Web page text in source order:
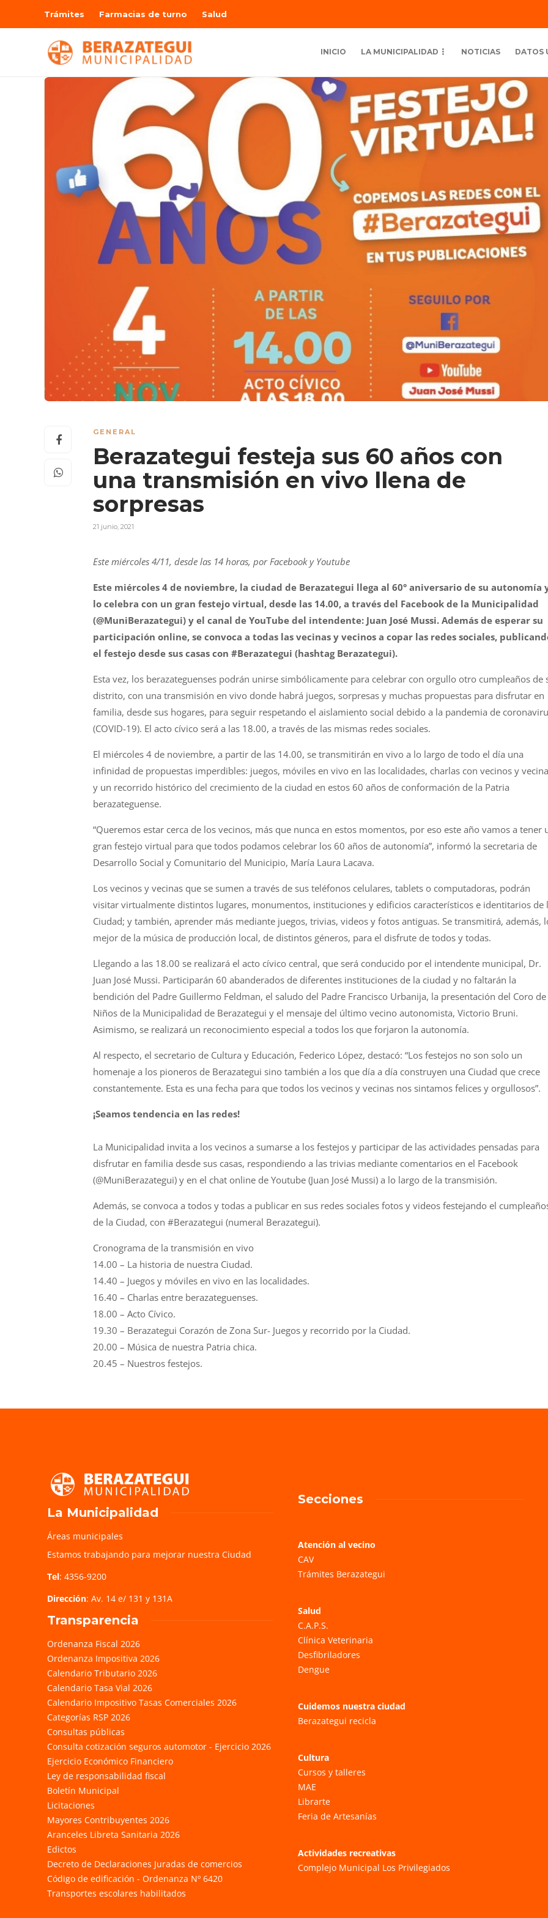
Trámites Farmacias de turno Salud
INICIO LA MUNICIPALIDAD NOTICIAS DATOS
GENERAL
Berazategui festeja sus 60 años con
una transmisión en vivo llena de
sorpresas
21 junio, 2021
Este miércoles 4/11, desde las 14 horas, por Facebook y Youtube
Este miércoles 4 de noviembre, la ciudad de Berazategui llega al 60° aniversario de su autonomía
lo celebra con un gran festejo virtual, desde las 14.00, a través del Facebook de la Municipalidad
(@MuniBerazategui) y el canal de YouTube del intendente: Juan José Mussi. Además de esperar su
participación online, se convoca a todas las vecinas y vecinos a copar las redes sociales,
el festejo desde sus casas con #Berazategui (hashtag Berazategui).
Esta vez, los berazateguenses podrán unirse simbólicamente para celebrar con orgullo otro cumpleaños de
distrito, con una transmisión en vivo donde habrá juegos, sorpresas y muchas propuestas para disfrutar en
familia, desde sus hogares, para seguir respetando el aislamiento social debido a la pandemia de
(COVID-19). El acto cívico será a las 18.00, a través de las mismas redes sociales.
El miércoles 4 de noviembre, a partir de las 14.00, se transmitirán en vivo a lo largo de todo el día una
infinidad de propuestas imperdibles: juegos, móviles en vivo en las localidades, charlas con vecinos y
y un recorrido histórico del crecimiento de la ciudad en estos 60 años de conformación de la Patria
berazateguense.
“Queremos estar cerca de los vecinos, más que nunca en estos momentos, por eso este año vamos a tener
gran festejo virtual para que todos podamos celebrar los 60 años de autonomía”, informó la secretaria de
Desarrollo Social y Comunitario del Municipio, María Laura Lacava.
Los vecinos y vecinas que se sumen a través de sus teléfonos celulares, tablets o computadoras, podrán
visitar virtualmente distintos lugares, monumentos, instituciones y edificios característicos e identitarios de
Ciudad; y también, aprender más mediante juegos, trivias, videos y fotos antiguas. Se transmitirá, además,
mejor de la música de producción local, de distintos géneros, para el disfrute de todos y todas.
Llegando a las 18.00 se realizará el acto cívico central, que será conducido por el intendente municipal, Dr.
Juan José Mussi. Participarán 60 abanderados de diferentes instituciones de la ciudad y no faltarán la
bendición del Padre Guillermo Feldman, el saludo del Padre Francisco Urbanija, la presentación del Coro de
Niños de la Municipalidad de Berazategui y el mensaje del último vecino autonomista, Victorio Bruni.
Asimismo, se realizará un reconocimiento especial a todos los que forjaron la autonomía.
Al respecto, el secretario de Cultura y Educación, Federico López, destacó: “Los festejos no son solo un
homenaje a los pioneros de Berazategui sino también a los que día a día construyen una Ciudad que crece
constantemente. Esta es una fecha para que todos los vecinos y vecinas nos sintamos felices y orgullosos”.
¡Seamos tendencia en las redes!
La Municipalidad invita a los vecinos a sumarse a los festejos y participar de las actividades pensadas para
disfrutar en familia desde sus casas, respondiendo a las trivias mediante comentarios en el Facebook
(@MuniBerazategui) y en el chat online de Youtube (Juan José Mussi) a lo largo de la transmisión.
Además, se convoca a todos y todas a publicar en sus redes sociales fotos y videos festejando el
de la Ciudad, con #Berazategui (numeral Berazategui).
Cronograma de la transmisión en vivo
14.00 – La historia de nuestra Ciudad.
14.40 – Juegos y móviles en vivo en las localidades.
16.40 – Charlas entre berazateguenses.
18.00 – Acto Cívico.
19.30 – Berazategui Corazón de Zona Sur- Juegos y recorrido por la Ciudad.
20.00 – Música de nuestra Patria chica.
20.45 – Nuestros festejos.
La Municipalidad
Áreas municipales
Estamos trabajando para mejorar nuestra Ciudad
Tel: 4356-9200
Dirección: Av. 14 e/ 131 y 131A
Transparencia
Ordenanza Fiscal 2026
Ordenanza Impositiva 2026
Calendario Tributario 2026
Calendario Tasa Vial 2026
Calendario Impositivo Tasas Comerciales 2026
Categorías RSP 2026
Consultas públicas
Consulta cotización seguros automotor - Ejercicio 2026
Ejercicio Económico Financiero
Ley de responsabilidad fiscal
Boletín Municipal
Licitaciones
Mayores Contribuyentes 2026
Aranceles Libreta Sanitaria 2026
Edictos
Decreto de Declaraciones Juradas de comercios
Código de edificación - Ordenanza Nº 6420
Transportes escolares habilitados
Secciones
Atención al vecino
CAV
Trámites Berazategui
Salud
C.A.P.S.
Clínica Veterinaria
Desfibriladores
Dengue
Cuidemos nuestra ciudad
Berazategui recicla
Cultura
Cursos y talleres
MAE
Librarte
Feria de Artesanías
Actividades recreativas
Complejo Municipal Los Privilegiados